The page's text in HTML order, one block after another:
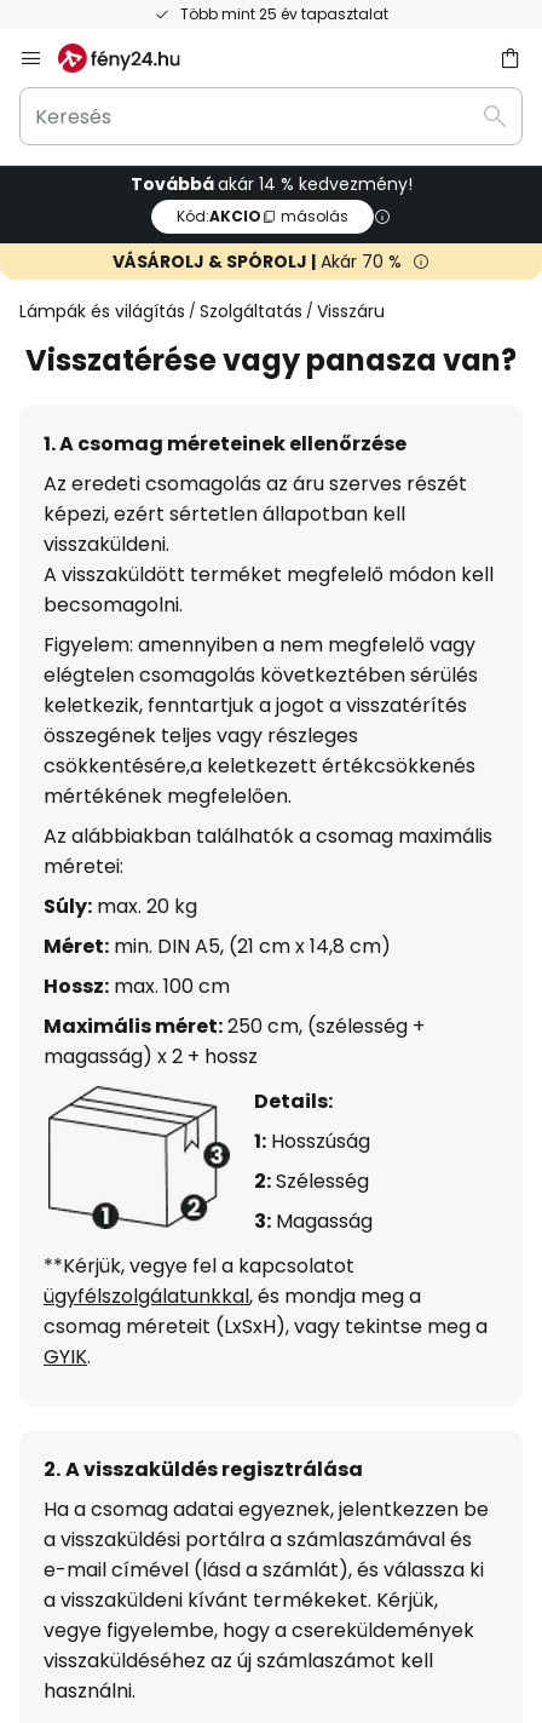
Több mint 25 év tapasztalat
Ugrás
a
tartalomhoz
Keresés
Továbbáakár 14 % kedvezmény!
Kód:AKCIO másolás
VÁSÁROLJ & SPÓROLJ | Akár 70 %
Lámpák és világítás Szolgáltatás Visszáru
Visszatérése vagy panasza van?
1. A csomag méreteinek ellenőrzése
Az eredeti csomagolás az áru szerves részét
képezi, ezért sértetlen állapotban kell
visszaküldeni.
A visszaküldött terméket megfelelő módon kell
becsomagolni.
Figyelem: amennyiben a nem megfelelő vagy
elégtelen csomagolás következtében sérülés
keletkezik, fenntartjuk a jogot a visszatérítés
összegének teljes vagy részleges
csökkentésére,a keletkezett értékcsökkenés
mértékének megfelelően.
Az alábbiakban találhatók a csomag maximális
méretei:
Súly: max. 20 kg
Méret: min. DIN A5, (21 cm x 14,8 cm)
Hossz: max. 100 cm
Maximális méret:250 cm, (szélesség +
magasság) x 2 + hossz
Details:
1: Hosszúság
2:Szélesség
3: Magasság
**Kérjük, vegye fel a kapcsolatot
ügyfélszolgálatunkkal, és mondja meg a
csomag méreteit (LxSxH), vagy tekintse meg a
GYIK.
2.A visszaküldés regisztrálása
Ha a csomag adatai egyeznek, jelentkezzen be
a visszaküldési portálra a számlaszámával és
e-mail címével (lásd a számlát), és válassza ki
a visszaküldeni kívánt termékeket. Kérjük,
vegye figyelembe, hogy a csereküldemények
visszaküldéséhez az új számlaszámot kell
használni.